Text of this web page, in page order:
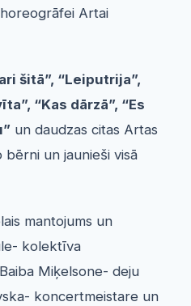
Artai
šitā”, “Leiputrija”,
“Kas dārzā”, “Es
un daudzas citas Artas
bērni un jaunieši visā
mantojums un
kolektīva
Miķelsone- deju
koncertmeistare un